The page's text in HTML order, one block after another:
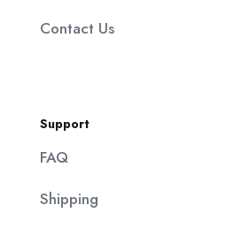
Contact Us
Support
FAQ
Shipping